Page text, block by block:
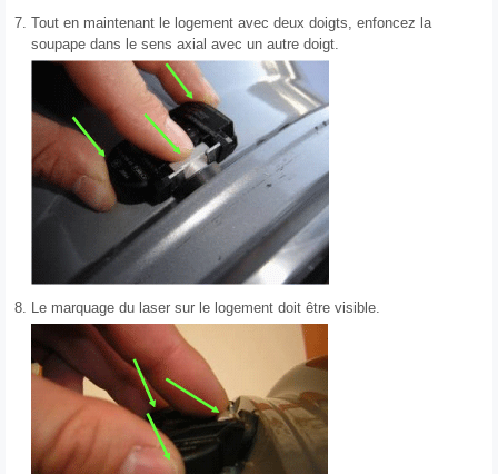
7. Tout en maintenant le logement avec deux doigts, enfoncez la
soupape dans le sens axial avec un autre doigt.
8. Le marquage du laser sur le logement doit être visible.